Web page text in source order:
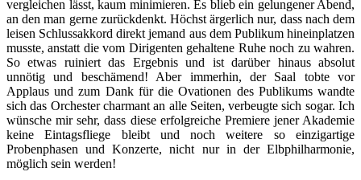
vergleichen lässt, kaum minimieren. Es blieb ein gelungener Abend,
an den man gerne zurückdenkt. Höchst ärgerlich nur, dass nach dem
leisen Schlussakkord direkt jemand aus dem Publikum hineinplatzen
musste, anstatt die vom Dirigenten gehaltene Ruhe noch zu wahren.
So etwas ruiniert das Ergebnis und ist darüber hinaus absolut
unnötig und beschämend! Aber immerhin, der Saal tobte vor
Applaus und zum Dank für die Ovationen des Publikums wandte
sich das Orchester charmant an alle Seiten, verbeugte sich sogar. Ich
wünsche mir sehr, dass diese erfolgreiche Premiere jener Akademie
keine Eintagsfliege bleibt und noch weitere so einzigartige
Probenphasen und Konzerte, nicht nur in der Elbphilharmonie,
möglich sein werden!